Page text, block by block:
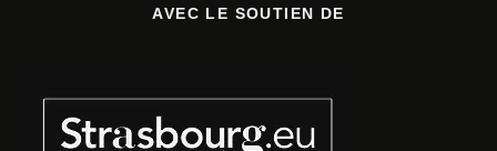
AVEC LE SOUTIEN DE